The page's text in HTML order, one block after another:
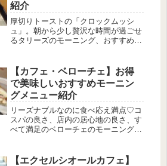
紹介
厚切りトーストの「クロックムッシ
ュ」。朝から少し贅沢な時間が過ごせ
るタリーズのモーニング、おすすめで
【カフェ・ベローチェ】お得
で美味しいおすすめモーニン
グメニュー紹介
リーズナブルなのに食べ応え満点♡コ
スパの良さ、店内の居心地の良さ、す
べて満足のベローチェのモーニング紹
【エクセルシオールカフェ】